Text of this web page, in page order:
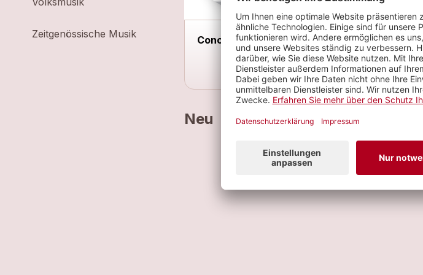
Zeitgenössische Musik Concert solo
Neu